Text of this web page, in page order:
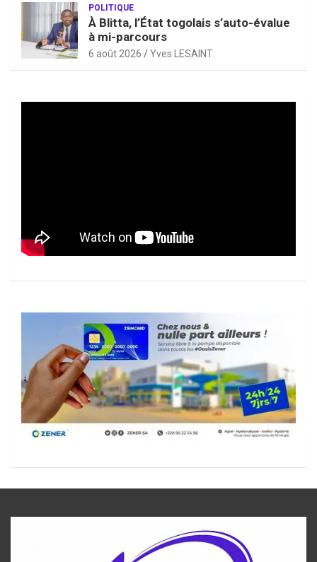
POLITIQUE
À Blitta, l’État togolais s’auto-évalue
à mi-parcours
6 août 2026 Yves LESAINT